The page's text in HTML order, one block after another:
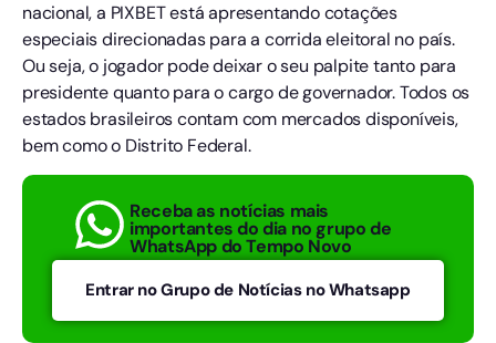
nacional, a PIXBET está apresentando cotações
especiais direcionadas para a corrida eleitoral no país.
Ou seja, o jogador pode deixar o seu palpite tanto para
presidente quanto para o cargo de governador. Todos os
estados brasileiros contam com mercados disponíveis,
bem como o Distrito Federal.
Receba as notícias mais
importantes do dia no grupo de
WhatsApp do Tempo Novo
Entrar no Grupo de Notícias no Whatsapp